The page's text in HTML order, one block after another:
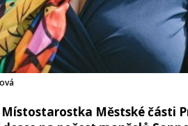
Místostarostka Městské části